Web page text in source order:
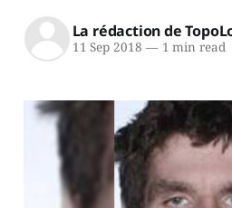
La rédaction de
11 Sep 2018 —1 min read